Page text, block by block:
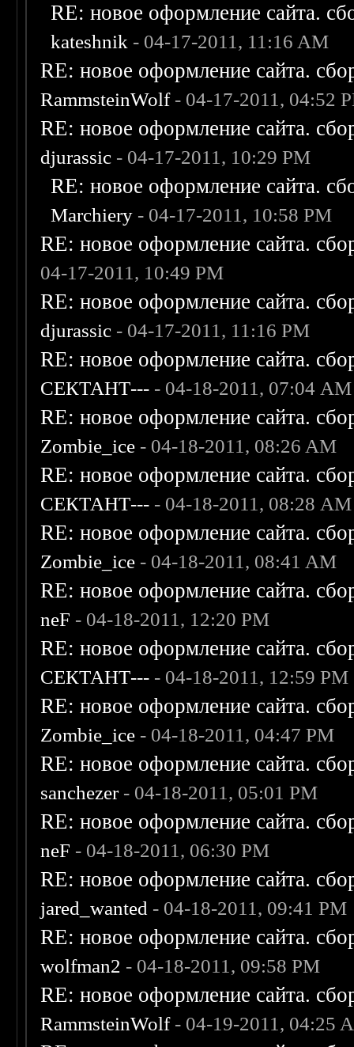
RE: новое оформление сайта.
kateshnik - 04-17-2011, 11:16 AM
RE: новое оформление сайта.
RammsteinWolf- 04-17-2011, 04:52
RE: новое оформление сайта.
djurassic - 04-17-2011, 10:29 PM
RE: новое оформление сайта.
Marchiery - 04-17-2011, 10:58 PM
RE: новое оформление сайта.
04-17-2011, 10:49 PM
RE: новое оформление сайта.
djurassic - 04-17-2011, 11:16 PM
RE: новое оформление сайта.
СЕКТАНТ--- - 04-18-2011, 07:04 AM
RE: новое оформление сайта.
Zombie_ice - 04-18-2011, 08:26 AM
RE: новое оформление сайта.
СЕКТАНТ--- - 04-18-2011, 08:28 AM
RE: новое оформление сайта.
Zombie_ice - 04-18-2011, 08:41 AM
RE: новое оформление сайта.
neF - 04-18-2011, 12:20 PM
RE: новое оформление сайта.
СЕКТАНТ--- - 04-18-2011, 12:59 PM
RE: новое оформление сайта.
Zombie_ice - 04-18-2011, 04:47 PM
RE: новое оформление сайта.
sanchezer- 04-18-2011, 05:01 PM
RE: новое оформление сайта.
neF - 04-18-2011, 06:30 PM
RE: новое оформление сайта.
jared_wanted - 04-18-2011, 09:41 PM
RE: новое оформление сайта.
wolfman2 - 04-18-2011, 09:58 PM
RE: новое оформление сайта.
RammsteinWolf- 04-19-2011, 04:25